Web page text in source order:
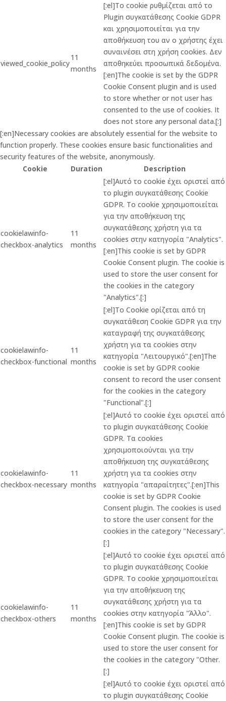
viewed_cookie_policy
11
months
[:el]Το cookie ρυθμίζεται από το
Plugin συγκατάθεσης Cookie GDPR
και χρησιμοποιείται για την
αποθήκευση του αν ο χρήστης έχει
συναινέσει στη χρήση cookies. Δεν
αποθηκεύει προσωπικά δεδομένα.
[:en]The cookie is set by the GDPR
Cookie Consent plugin and is used
to store whether or not user has
consented to the use of cookies. It
does not store any personal data.[:]
[:en]Necessary cookies are absolutely essential for the website to
function properly. These cookies ensure basic functionalities and
security features of the website, anonymously.
Cookie
Duration Description
cookielawinfo-
checkbox-analytics
11
months
[:el]Αυτό το cookie έχει οριστεί από
το plugin συγκατάθεσης Cookie
GDPR. Το cookie χρησιμοποιείται
για την αποθήκευση της
συγκατάθεσης χρήστη για τα
cookies στην κατηγορία "Analytics".
[:en]This cookie is set by GDPR
Cookie Consent plugin. The cookie is
used to store the user consent for
the cookies in the category
"Analytics".[:]
cookielawinfo-
checkbox-functional
11
months
[:el]Το Cookie ορίζεται από τη
συγκατάθεση Cookie GDPR για την
καταγραφή της συγκατάθεσης
χρήστη για τα cookies στην
κατηγορία "Λειτουργικό".[:en]The
cookie is set by GDPR cookie
consent to record the user consent
for the cookies in the category
"Functional".[:]
cookielawinfo-
checkbox-necessary
11
months
[:el]Αυτό το cookie έχει οριστεί από
το plugin συγκατάθεσης Cookie
GDPR. Τα cookies
χρησιμοποιούνται για την
αποθήκευση της συγκατάθεσης
χρήστη για τα cookies στην
κατηγορία "απαραίτητες".[:en]This
cookie is set by GDPR Cookie
Consent plugin. The cookies is used
to store the user consent for the
cookies in the category "Necessary".
[:]
cookielawinfo-
checkbox-others
11
months
[:el]Αυτό το cookie έχει οριστεί από
το plugin συγκατάθεσης Cookie
GDPR. Το cookie χρησιμοποιείται
για την αποθήκευση της
συγκατάθεσης χρήστη για τα
cookies στην κατηγορία "Άλλο".
[:en]This cookie is set by GDPR
Cookie Consent plugin. The cookie is
used to store the user consent for
the cookies in the category "Other.
[:]
[:el]Αυτό το cookie έχει οριστεί από
το plugin συγκατάθεσης Cookie